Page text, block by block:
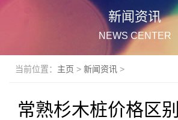
新闻资讯
NEWS CENTER
当前位置： 主页 > 新闻资讯 >
常熟杉木桩价格区